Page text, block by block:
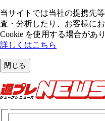
当サイトでは当社の提携先
査・分析したり、お客様に
Cookie を使⽤する場合があり
詳しくはこちら
閉じる